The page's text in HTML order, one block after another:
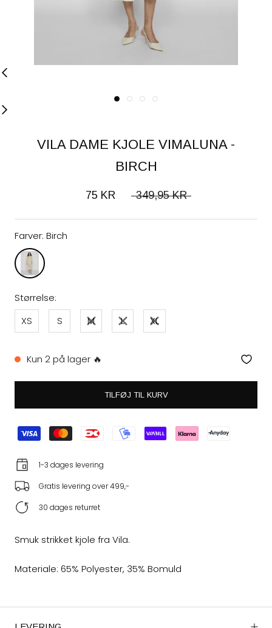
VILA DAME KJOLE VIMALUNA -
BIRCH
75 KR 349,95 KR
Farver: Birch
Størrelse:
XS
S M L XL
Kun 2 på lager 🔥
TILFØJ TIL KURV
1-3 dages levering
Gratis levering over 499,-
30 dages returret
Smuk strikket kjole fra Vila.
Materiale: 65% Polyester, 35% Bomuld